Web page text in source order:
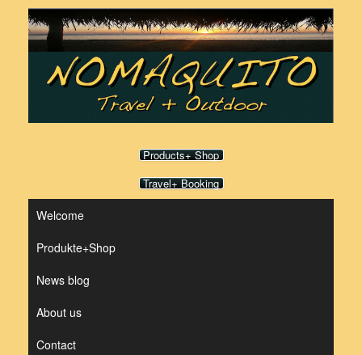
content
Products+ Shop
Travel+ Booking
Welcome
Produkte+Shop
News blog
About us
Contact